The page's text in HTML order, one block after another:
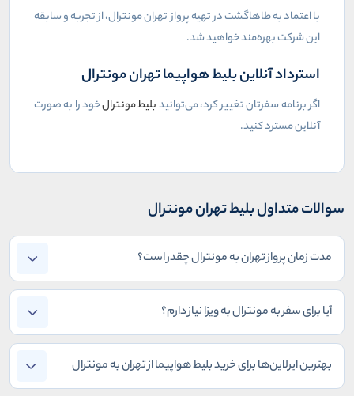
با اعتماد به طاهاگشت در تهیه پرواز تهران مونترال، از تجربه و سابقه
این شرکت بهره‌مند خواهید شد.
استرداد آنلاین بلیط هواپیما تهران مونترال
اگر برنامه سفرتان تغییر کرد، می‌توانیدبلیط مونترالخود را به صورت
آنلاین مسترد کنید.
سوالات متداول بلیط تهران مونترال
مدت زمان پرواز تهران به مونترال چقدر است؟
آیا برای سفر به مونترال به ویزا نیاز دارم؟
بهترین ایرلاین‌ها برای خرید بلیط هواپیما از تهران به مونترال
کدام‌اند؟